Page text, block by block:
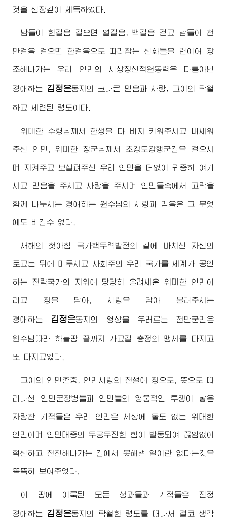
것을 심장깊이 체득하였다.
남들이 한걸음 걸으면 열걸음, 백걸음 걷고 남들이 천
만걸음 걸으면 한걸음으로 따라잡는 신화들을 련이어 창
조해나가는 우리 인민의 사상정신적원동력은 다름아닌
경애하는 김정은동지 의 크나큰 믿음과 사랑, 그이의 탁월
하고 세련된 령도이다.
위대한 수령님 께서 한생을 다 바쳐 키워주시고 내세워
주신 인민,위대한 장군님 께서 초강도강행군길을 걸으시
며 지켜주고 보살펴주신 우리 인민을 더없이 귀중히 여기
시고 믿음을 주시고 사랑을 주시며 인민들속에서 고락을
함께 나누시는 경애하는 원수님 의 사랑과 믿음은 그 무엇
에도 비길수 없다.
새해의 첫아침 국가핵무력발전의 길에 바치신 자신의
로고는 뒤에 미루시고 사회주의 우리 국가를 세계가 공인
하는 전략국가의 지위에 당당히 올려세운 위대한 인민이
라고 정을 담아, 사랑을 담아 불러주시는
경애하는 김정은동지의 영상을 우러르는 천만군민은
원수님 따라 하늘땅 끝까지 가고갈 충정의 맹세를 다지고
또 다지고있다.
그이의 인민존중, 인민사랑의 전설에 정으로, 뜻으로 따
라나선 인민군장병들과 인민들의 영웅적인 투쟁이 낳은
자랑찬 기적들은 우리 인민은 세상에 둘도 없는 위대한
인민이며 인민대중의 무궁무진한 힘이 발동되여 끊임없이
혁신하고 전진해나가는 길에서 못해낼 일이란 없다는것을
똑똑히 보여주었다.
이 땅에 이룩된 모든 성과들과 기적들은 진정
경애하는 김정은동지의 탁월한 령도를 떠나서 결코 생각